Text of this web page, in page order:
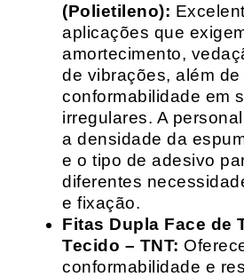
(Polietileno):
aplicações que
amortecimento,
de vibrações, além de
conformabilidade em
irregulares. A
a densidade da
e o tipo de adesivo
diferentes
e fixação.
Fitas Dupla Face de
Tecido – TNT:
conformabilidade e